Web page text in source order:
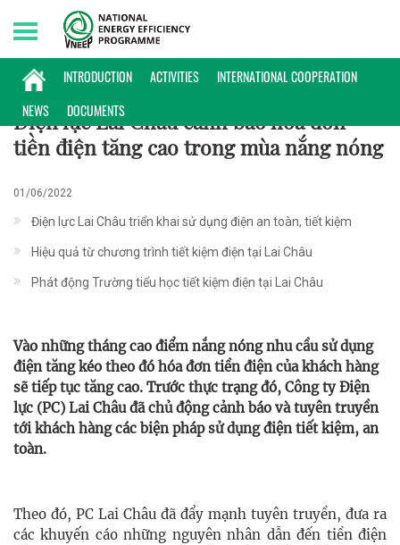
INTRODUCTION ACTIVITIES
INTERNATIONAL COOPERATION
NEWS
DOCUMENTS
Friday, 07/08/2026 | 19:47 GMT+7
KINH NGHIỆM TRIỂN KHAI
Điện lực Lai Châu cảnh báo hóa đơn
tiền điện tăng cao trong mùa nắng nóng
01/06/2022
Điện lực Lai Châu triển khai sử dụng điện an toàn, tiết kiệm
Hiệu quả từ chương trình tiết kiệm điện tại Lai Châu
Phát động Trường tiểu học tiết kiệm điện tại Lai Châu
Vào những tháng cao điểm nắng nóng nhu cầu sử dụng
điện tăng kéo theo đó hóa đơn tiền điện của khách hàng
sẽ tiếp tục tăng cao. Trước thực trạng đó, Công ty Điện
lực (PC) Lai Châu đã chủ động cảnh báo và tuyên truyền
tới khách hàng các biện pháp sử dụng điện tiết kiệm, an
toàn.
Theo đó, PC Lai Châu đã đẩy mạnh tuyên truyền, đưa ra
các khuyến cáo những nguyên nhân dẫn đến tiền điện